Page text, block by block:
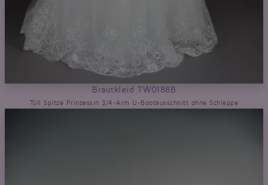
Brautkleid TW0188B
Tüll Spitze Prinzessin 3/4-Arm U-Bootausschnitt ohne Schleppe